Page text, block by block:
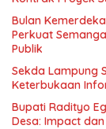
Bulan
Perkuat
Publik
Sekda Lampung
Keterbukaan
Bupati Radityo
Desa: Impact